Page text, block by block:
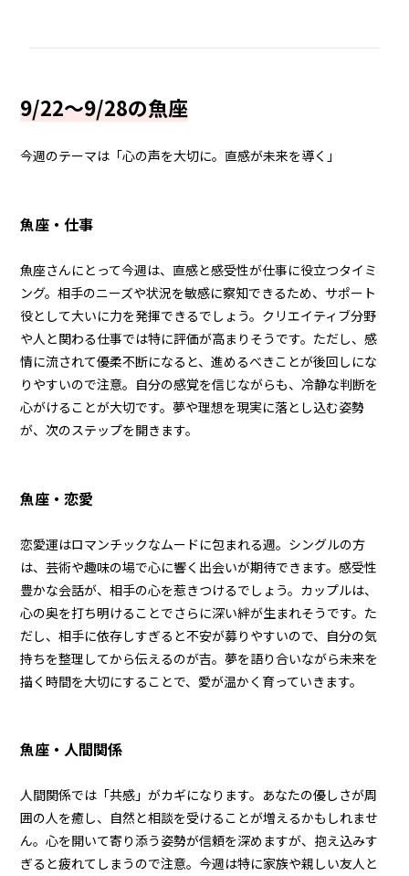
9/22～9/28の魚座
今週のテーマは「心の声を大切に。直感が未来を導く」
魚座・仕事
魚座さんにとって今週は、直感と感受性が仕事に役立つタイミ
ング。相手のニーズや状況を敏感に察知できるため、サポート
役として大いに力を発揮できるでしょう。クリエイティブ分野
や人と関わる仕事では特に評価が高まりそうです。ただし、感
情に流されて優柔不断になると、進めるべきことが後回しにな
りやすいので注意。自分の感覚を信じながらも、冷静な判断を
心がけることが大切です。夢や理想を現実に落とし込む姿勢
が、次のステップを開きます。
魚座・恋愛
恋愛運はロマンチックなムードに包まれる週。シングルの方
は、芸術や趣味の場で心に響く出会いが期待できます。感受性
豊かな会話が、相手の心を惹きつけるでしょう。カップルは、
心の奥を打ち明けることでさらに深い絆が生まれそうです。た
だし、相手に依存しすぎると不安が募りやすいので、自分の気
持ちを整理してから伝えるのが吉。夢を語り合いながら未来を
描く時間を大切にすることで、愛が温かく育っていきます。
魚座・人間関係
人間関係では「共感」がカギになります。あなたの優しさが周
囲の人を癒し、自然と相談を受けることが増えるかもしれませ
ん。心を開いて寄り添う姿勢が信頼を深めますが、抱え込みす
ぎると疲れてしまうので注意。今週は特に家族や親しい友人と